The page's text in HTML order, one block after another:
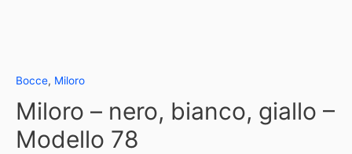
Bocce, Miloro
Miloro – nero, bianco, giallo –
Modello 78